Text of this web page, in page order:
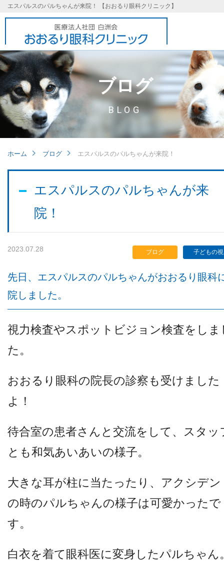
エスパルスのパルちゃんが来院！ 【おおるり眼科クリニック】
基本理念
診療内容
他病院との連携
ブログ
BLOG
ホーム ブログ エスパルスのパルちゃんが来院！
エスパルスのパルちゃんが来
院！
2023.07.28 ブログ 子どもの
先日、エスパルスのパルちゃんがおおるり眼科
院しました。
視力検査やスポットビジョン検査をしま
た。
おおるり眼科の院長の診察も受けました
よ！
待合室の患者さんと交流をして、スタッ
とも和気あいあいの様子。
大きな耳が柱に当たったり、アクシデン
の時のパルちゃんの様子は可愛かったで
す。
白衣を着て眼科医に変身したパルちゃん